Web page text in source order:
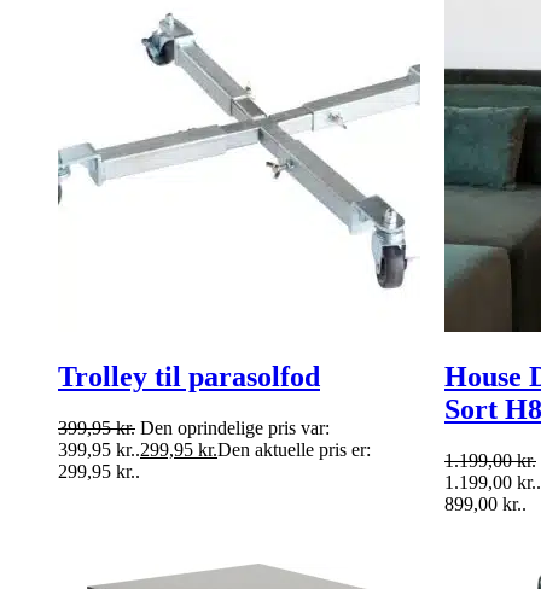
Trolley til parasolfod
399,95kr. Den oprindelige pris var:
399,95 kr..299,95 kr.Den aktuelle pris er:
299,95 kr..
House
Sort
1.199,00kr.
1.199,00 kr..
899,00 kr..